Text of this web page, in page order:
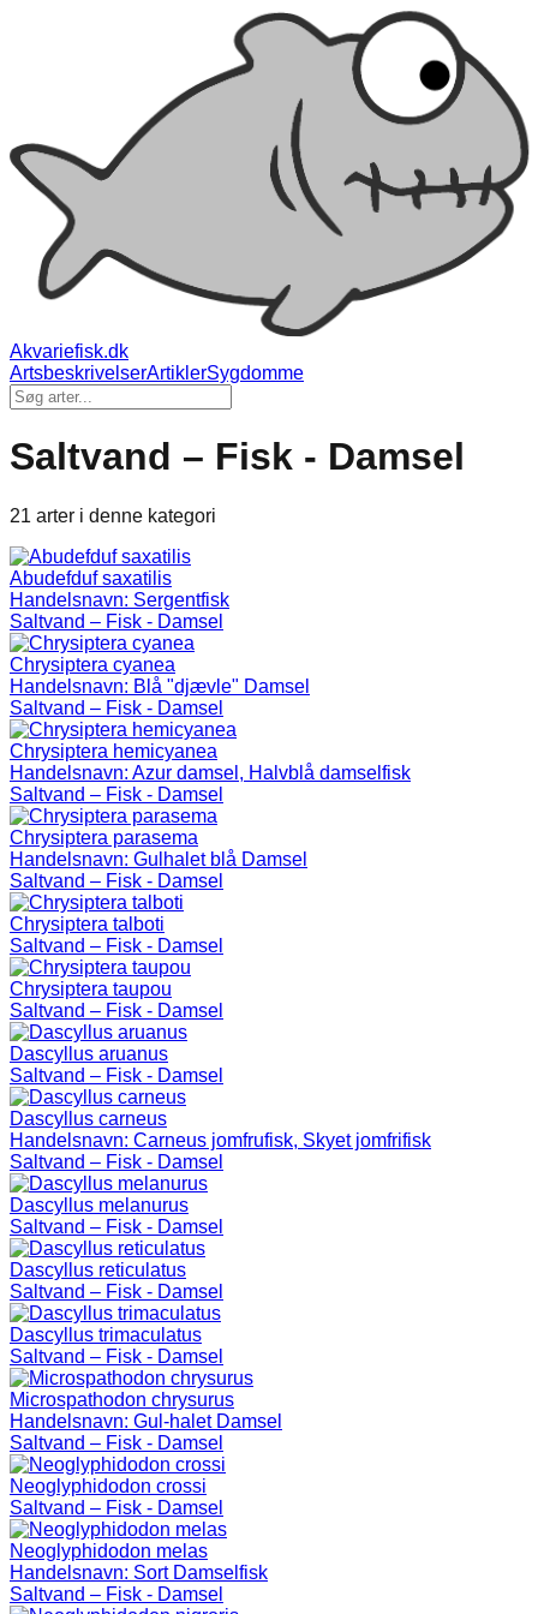
Akvariefisk.dk
ArtsbeskrivelserArtiklerSygdomme
Saltvand – Fisk - Damsel
21 arter i denne kategori
Abudefduf saxatilis
Handelsnavn: Sergentfisk
Saltvand – Fisk - Damsel
Chrysiptera cyanea
Handelsnavn: Blå "djævle" Damsel
Saltvand – Fisk - Damsel
Chrysiptera hemicyanea
Handelsnavn: Azur damsel, Halvblå damselfisk
Saltvand – Fisk - Damsel
Chrysiptera parasema
Handelsnavn: Gulhalet blå Damsel
Saltvand – Fisk - Damsel
Chrysiptera talboti
Saltvand – Fisk - Damsel
Chrysiptera taupou
Saltvand – Fisk - Damsel
Dascyllus aruanus
Saltvand – Fisk - Damsel
Dascyllus carneus
Handelsnavn: Carneus jomfrufisk, Skyet jomfrifisk
Saltvand – Fisk - Damsel
Dascyllus melanurus
Saltvand – Fisk - Damsel
Dascyllus reticulatus
Saltvand – Fisk - Damsel
Dascyllus trimaculatus
Saltvand – Fisk - Damsel
Microspathodon chrysurus
Handelsnavn: Gul-halet Damsel
Saltvand – Fisk - Damsel
Neoglyphidodon crossi
Saltvand – Fisk - Damsel
Neoglyphidodon melas
Handelsnavn: Sort Damselfisk
Saltvand – Fisk - Damsel